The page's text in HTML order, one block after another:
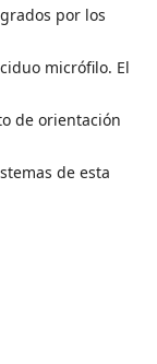
por los
micrófilo. El
de orientación
de esta